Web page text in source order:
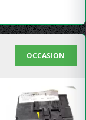
OCCASION